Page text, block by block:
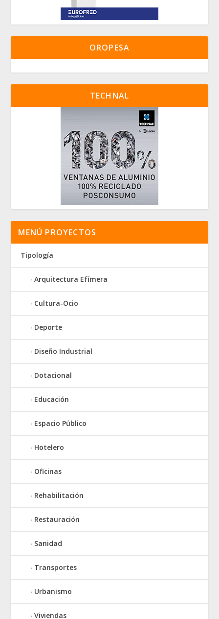
OROPESA
TECHNAL
MENÚ PROYECTOS
Tipología
Arquitectura Efímera
Cultura-Ocio
Deporte
Diseño Industrial
Dotacional
Educación
Espacio Público
Hotelero
Oficinas
Rehabilitación
Restauración
Sanidad
Transportes
Urbanismo
Viviendas